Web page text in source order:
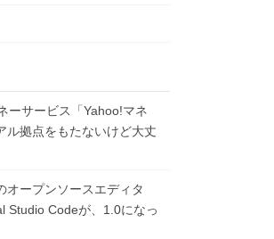
ーサービス「Yahoo!マネ
ル拠点をもたないけど大丈
オープンソースエディタ
Studio Codeが、1.0になっ